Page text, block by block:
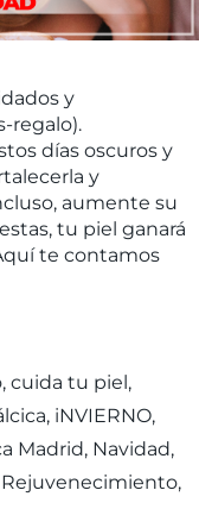
y
regalo).
días oscuros y
y
aumente su
tu piel ganará
te contamos
, cuida tu piel,
, iNVIERNO,
Madrid, Navidad,
Rejuvenecimiento,